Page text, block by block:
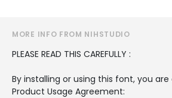
MORE INFO FROM NIHSTUDIO
PLEASE READ THIS CAREFULLY :
By installing or using this font, you
Product Usage Agreement: